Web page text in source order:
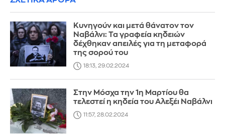
Κυνηγούν και μετά θάνατον τον
Ναβάλνι: Τα γραφεία κηδειών
δέχθηκαν απειλές για τη μεταφορά
της σορού του
18:13, 29.02.2024
Στην Μόσχα την 1η Μαρτίου θα
τελεστεί η κηδεία του Αλεξέι Ναβάλνι
11:57, 28.02.2024